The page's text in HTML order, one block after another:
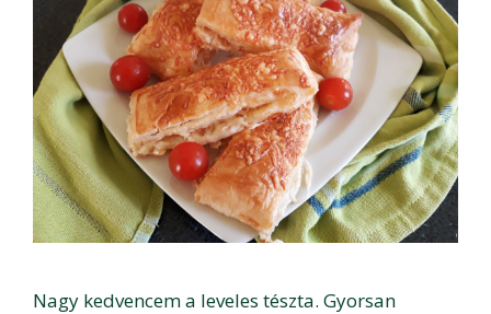
Nagy kedvencem a leveles tészta. Gyorsan